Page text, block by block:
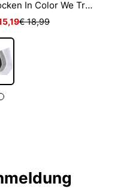
Socken In Color We Trust
€ 18,99